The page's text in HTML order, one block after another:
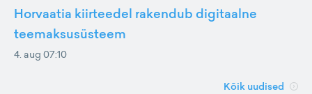
Horvaatia kiirteedel rakendub digitaalne
teemaksusüsteem
4. aug 07:10
Kõik uudised